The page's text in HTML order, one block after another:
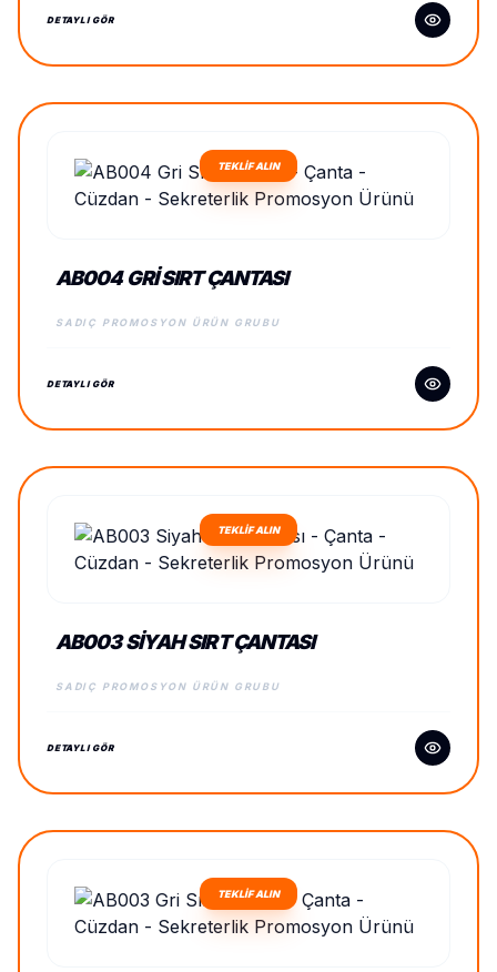
DETAYLI GÖR
TEKLİF ALIN
AB004 GRI SIRT ÇANTASI
SADIÇ PROMOSYON ÜRÜN GRUBU
DETAYLI GÖR
TEKLİF ALIN
AB003 SIYAH SIRT ÇANTASI
SADIÇ PROMOSYON ÜRÜN GRUBU
DETAYLI GÖR
TEKLİF ALIN